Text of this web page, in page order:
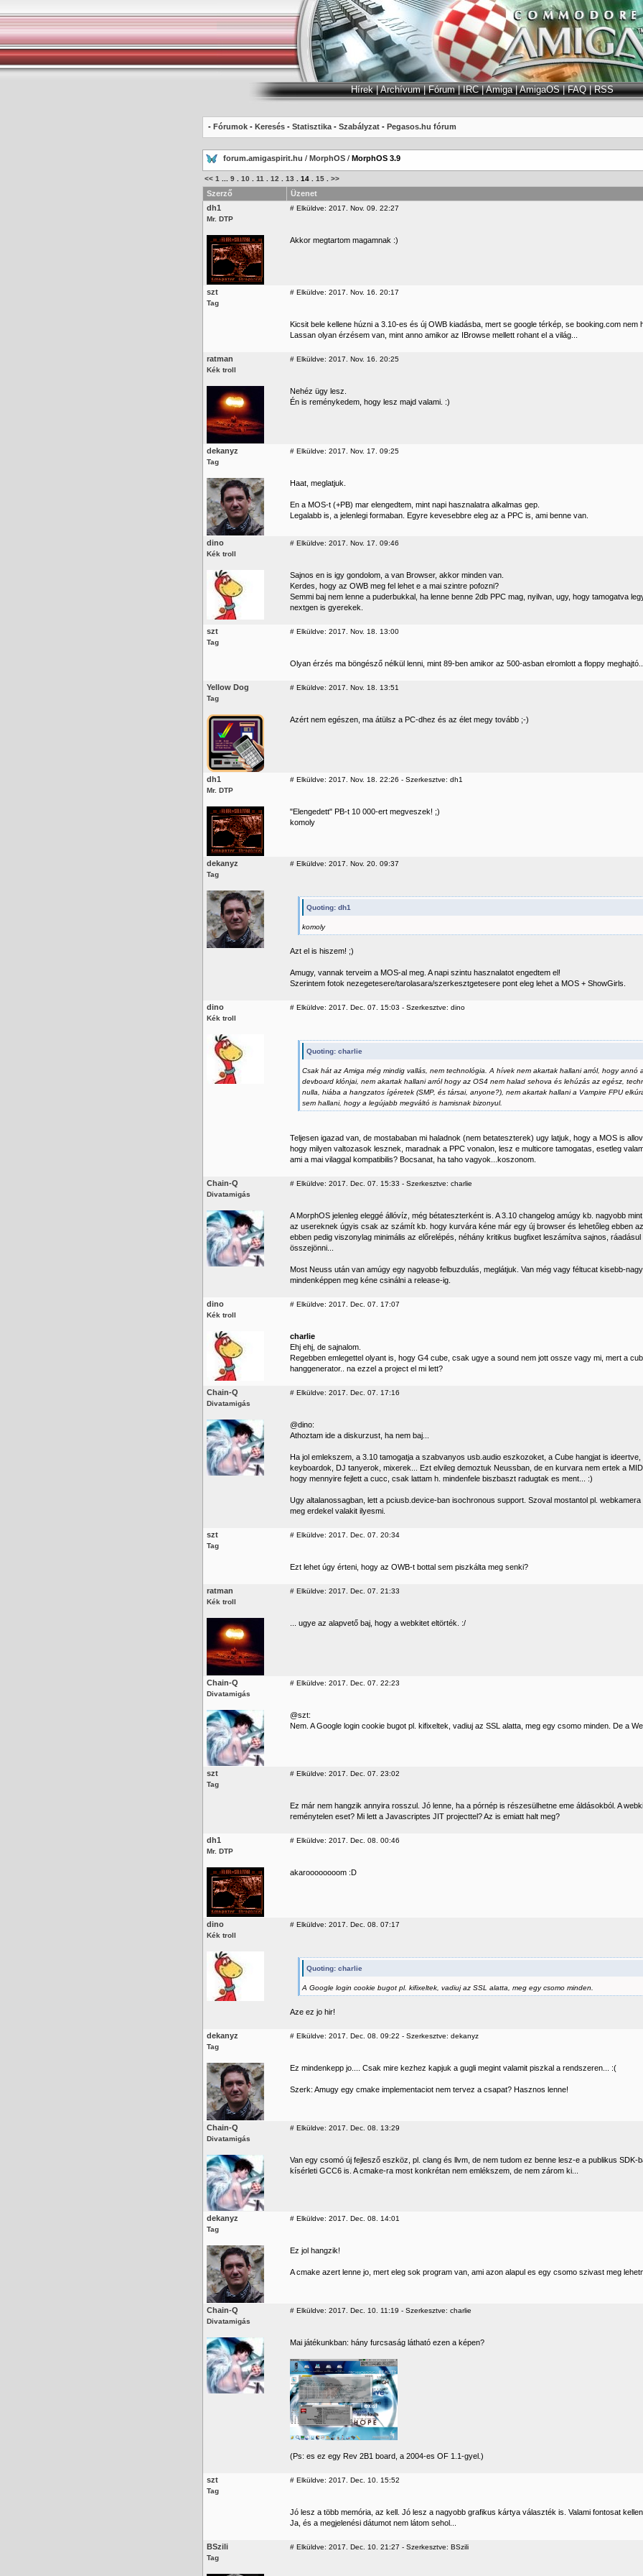
Hírek|Archívum|Fórum|IRC|Amiga|AmigaOS|FAQ|RSS
- Fórumok - Keresés - Statisztika - Szabályzat - Pegasos.hu fórum
forum.amigaspirit.hu / MorphOS / MorphOS 3.9
<< 1 9 10 11 12 13 14 15 >>
Szerző
Üzenet
dh1
Mr. DTP
# Elküldve: 2017. Nov. 09. 22:27
Akkor megtartom magamnak :)
szt
Tag
# Elküldve: 2017. Nov. 16. 20:17
Kicsit bele kellene húzni a 3.10-es és új OWB kiadásba, mert se google térkép, se booking.com nem
Lassan olyan érzésem van, mint anno amikor az IBrowse mellett rohant el a világ...
ratman
Kék troll
# Elküldve: 2017. Nov. 16. 20:25
Nehéz ügy lesz.
Én is reménykedem, hogy lesz majd valami. :)
dekanyz
Tag
# Elküldve: 2017. Nov. 17. 09:25
Haat, meglatjuk.
En a MOS-t (+PB) mar elengedtem, mint napi hasznalatra alkalmas gep.
Legalabb is, a jelenlegi formaban. Egyre kevesebbre eleg az a PPC is, ami benne van.
dino
Kék troll
# Elküldve: 2017. Nov. 17. 09:46
Sajnos en is igy gondolom, a van Browser, akkor minden van.
Kerdes, hogy az OWB meg fel lehet e a mai szintre pofozni?
Semmi baj nem lenne a puderbukkal, ha lenne benne 2db PPC mag, nyilvan, ugy, hogy tamogatva
nextgen is gyerekek.
szt
Tag
# Elküldve: 2017. Nov. 18. 13:00
Olyan érzés ma böngésző nélkül lenni, mint 89-ben amikor az 500-asban elromlott a floppy
Yellow Dog
Tag
# Elküldve: 2017. Nov. 18. 13:51
Azért nem egészen, ma átülsz a PC-dhez és az élet megy tovább ;-)
dh1
Mr. DTP
# Elküldve: 2017. Nov. 18. 22:26 - Szerkesztve: dh1
"Elengedett" PB-t 10 000-ert megveszek! ;)
komoly
dekanyz
Tag
# Elküldve: 2017. Nov. 20. 09:37
Quoting: dh1
komoly
Azt el is hiszem! ;)
Amugy, vannak terveim a MOS-al meg. A napi szintu hasznalatot engedtem el!
Szerintem fotok nezegetesere/tarolasara/szerkesztgetesere pont eleg lehet a MOS + ShowGirls.
dino
Kék troll
# Elküldve: 2017. Dec. 07. 15:03 - Szerkesztve: dino
Quoting: charlie
Csak hát az Amiga még mindig vallás, nem technológia. A hívek nem akartak hallani arról, hogy annó
devboard klónjai, nem akartak hallani arról hogy az OS4 nem halad sehova és lehúzás az egész,
nulla, hiába a hangzatos ígéretek (SMP, és társai, anyone?), nem akartak hallani a Vampire FPU
sem hallani, hogy a legújabb megváltó is hamisnak bizonyul.
Teljesen igazad van, de mostababan mi haladnok (nem betateszterek) ugy latjuk, hogy a MOS is
hogy milyen valtozasok lesznek, maradnak a PPC vonalon, lesz e multicore tamogatas, esetleg
ami a mai vilaggal kompatibilis? Bocsanat, ha taho vagyok...koszonom.
Chain-Q
Divatamigás
# Elküldve: 2017. Dec. 07. 15:33 - Szerkesztve: charlie
A MorphOS jelenleg eleggé állóvíz, még bétateszterként is. A 3.10 changelog amúgy kb. nagyobb
az usereknek úgyis csak az számít kb. hogy kurvára kéne már egy új browser és lehetőleg ebben
ebben pedig viszonylag minimális az előrelépés, néhány kritikus bugfixet leszámítva sajnos,
összejönni...
Most Neuss után van amúgy egy nagyobb felbuzdulás, meglátjuk. Van még vagy féltucat kisebb-
mindenképpen meg kéne csinálni a release-ig.
dino
Kék troll
# Elküldve: 2017. Dec. 07. 17:07
charlie
Ehj ehj, de sajnalom.
Regebben emlegettel olyant is, hogy G4 cube, csak ugye a sound nem jott ossze vagy mi, mert a
hanggenerator.. na ezzel a project el mi lett?
Chain-Q
Divatamigás
# Elküldve: 2017. Dec. 07. 17:16
@dino:
Athoztam ide a diskurzust, ha nem baj...
Ha jol emlekszem, a 3.10 tamogatja a szabvanyos usb.audio eszkozoket, a Cube hangjat is
keyboardok, DJ tanyerok, mixerek... Ezt elvileg demoztuk Neussban, de en kurvara nem ertek a
hogy mennyire fejlett a cucc, csak lattam h. mindenfele biszbaszt radugtak es ment... :)
Ugy altalanossagban, lett a pciusb.device-ban isochronous support. Szoval mostantol pl.
meg erdekel valakit ilyesmi.
szt
Tag
# Elküldve: 2017. Dec. 07. 20:34
Ezt lehet úgy érteni, hogy az OWB-t bottal sem piszkálta meg senki?
ratman
Kék troll
# Elküldve: 2017. Dec. 07. 21:33
... ugye az alapvető baj, hogy a webkitet eltörték. :/
Chain-Q
Divatamigás
# Elküldve: 2017. Dec. 07. 22:23
@szt:
Nem. A Google login cookie bugot pl. kifixeltek, vadiuj az SSL alatta, meg egy csomo minden. De a
szt
Tag
# Elküldve: 2017. Dec. 07. 23:02
Ez már nem hangzik annyira rosszul. Jó lenne, ha a pórnép is részesülhetne eme áldásokból. A
reménytelen eset? Mi lett a Javascriptes JIT projecttel? Az is emiatt halt meg?
dh1
Mr. DTP
# Elküldve: 2017. Dec. 08. 00:46
akaroooooooom :D
dino
Kék troll
# Elküldve: 2017. Dec. 08. 07:17
Quoting: charlie
A Google login cookie bugot pl. kifixeltek, vadiuj az SSL alatta, meg egy csomo minden.
Aze ez jo hir!
dekanyz
Tag
# Elküldve: 2017. Dec. 08. 09:22 - Szerkesztve: dekanyz
Ez mindenkepp jo.... Csak mire kezhez kapjuk a gugli megint valamit piszkal a rendszeren... :(
Szerk: Amugy egy cmake implementaciot nem tervez a csapat? Hasznos lenne!
Chain-Q
Divatamigás
# Elküldve: 2017. Dec. 08. 13:29
Van egy csomó új fejlesző eszköz, pl. clang és llvm, de nem tudom ez benne lesz-e a publikus SDK-
kísérleti GCC6 is. A cmake-ra most konkrétan nem emlékszem, de nem zárom ki...
dekanyz
Tag
# Elküldve: 2017. Dec. 08. 14:01
Ez jol hangzik!
A cmake azert lenne jo, mert eleg sok program van, ami azon alapul es egy csomo szivast meg
Chain-Q
Divatamigás
# Elküldve: 2017. Dec. 10. 11:19 - Szerkesztve: charlie
Mai játékunkban: hány furcsaság látható ezen a képen?
(Ps: es ez egy Rev 2B1 board, a 2004-es OF 1.1-gyel.)
szt
Tag
# Elküldve: 2017. Dec. 10. 15:52
Jó lesz a több memória, az kell. Jó lesz a nagyobb grafikus kártya választék is. Valami fontosat
Ja, és a megjelenési dátumot nem látom sehol...
BSzili
Tag
# Elküldve: 2017. Dec. 10. 21:27 - Szerkesztve: BSzili